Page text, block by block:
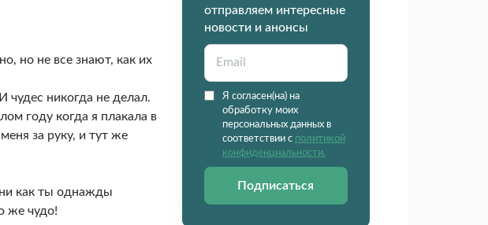
но не все знают, как их
никогда не делал.
году когда я плакала в
за руку, и тут же
как ты однажды
же чудо!
отправляем интересные
новости и анонсы
Я согласен(на) на
обработку моих
персональных данных в
соответствии с политикой
конфиденциальности.
Подписаться